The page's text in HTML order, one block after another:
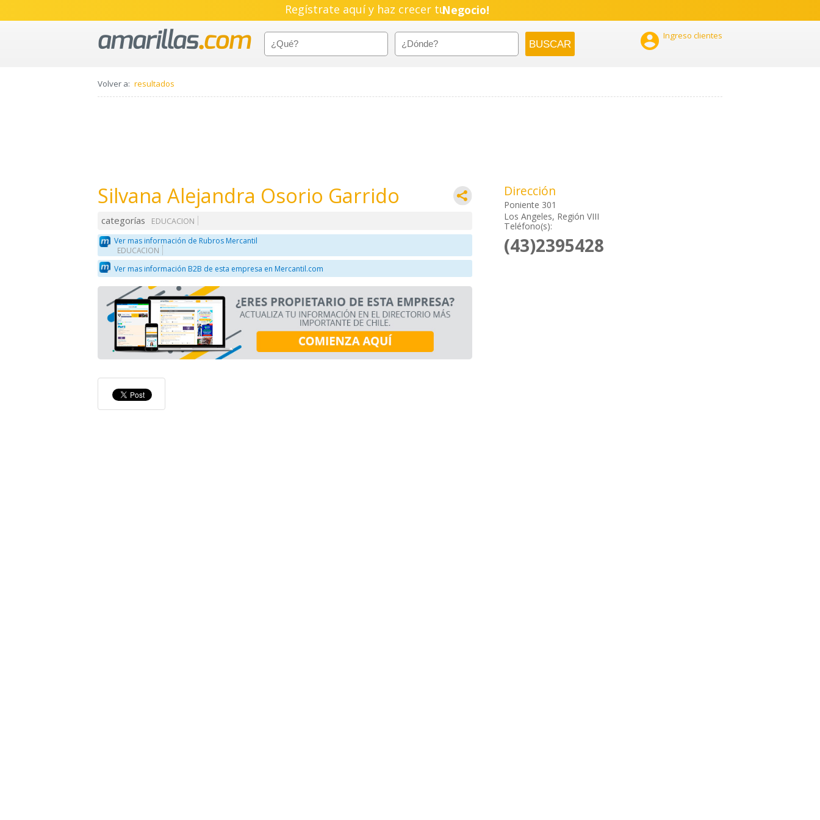
Regístrate aquí y haz crecer tuNegocio!
Pyme!
Emprendimiento!
 Ingreso clientes
Volver a: resultados
Silvana Alejandra Osorio Garrido
categorías
EDUCACION
Ver mas información de Rubros Mercantil
EDUCACION
Ver mas información B2B de esta empresa en Mercantil.com
Dirección
Poniente 301
Los Angeles, Región VIII
Teléfono(s):
(43)2395428